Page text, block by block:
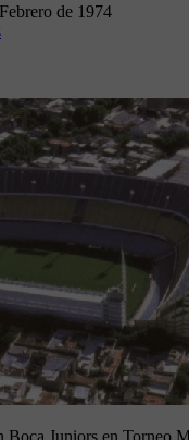
de 1974
Boca Juniors en Torneo